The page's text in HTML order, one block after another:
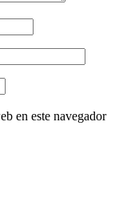
en este navegador